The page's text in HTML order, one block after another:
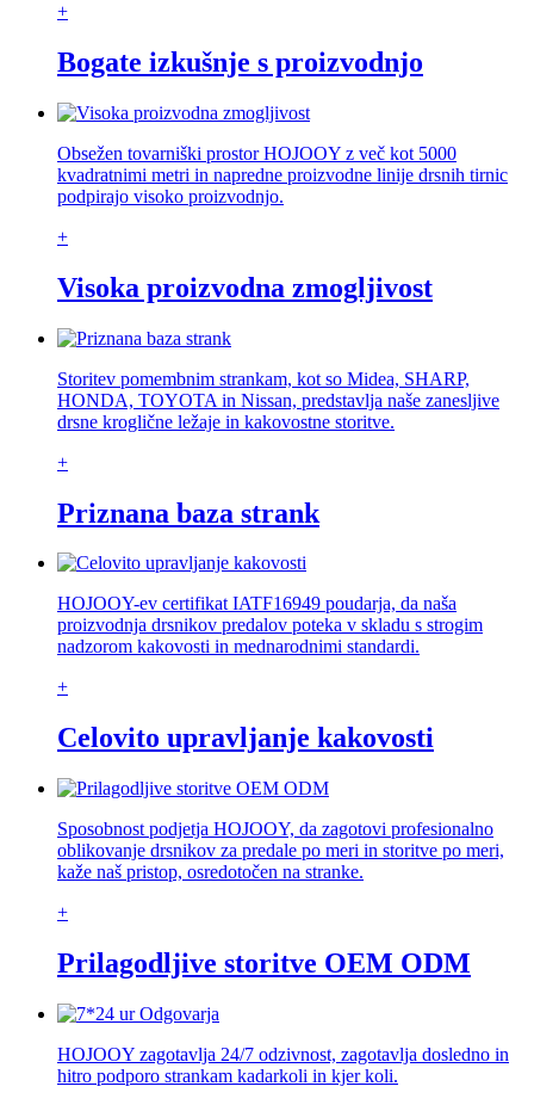
+
Bogate izkušnje s proizvodnjo
Obsežen tovarniški prostor HOJOOY z več kot 5000
kvadratnimi metri in napredne proizvodne linije drsnih tirnic
podpirajo visoko proizvodnjo.
+
Visoka proizvodna zmogljivost
Storitev pomembnim strankam, kot so Midea, SHARP,
HONDA, TOYOTA in Nissan, predstavlja naše zanesljive
drsne kroglične ležaje in kakovostne storitve.
+
Priznana baza strank
HOJOOY-ev certifikat IATF16949 poudarja, da naša
proizvodnja drsnikov predalov poteka v skladu s strogim
nadzorom kakovosti in mednarodnimi standardi.
+
Celovito upravljanje kakovosti
Sposobnost podjetja HOJOOY, da zagotovi profesionalno
oblikovanje drsnikov za predale po meri in storitve po meri,
kaže naš pristop, osredotočen na stranke.
+
Prilagodljive storitve OEM ODM
HOJOOY zagotavlja 24/7 odzivnost, zagotavlja dosledno in
hitro podporo strankam kadarkoli in kjer koli.